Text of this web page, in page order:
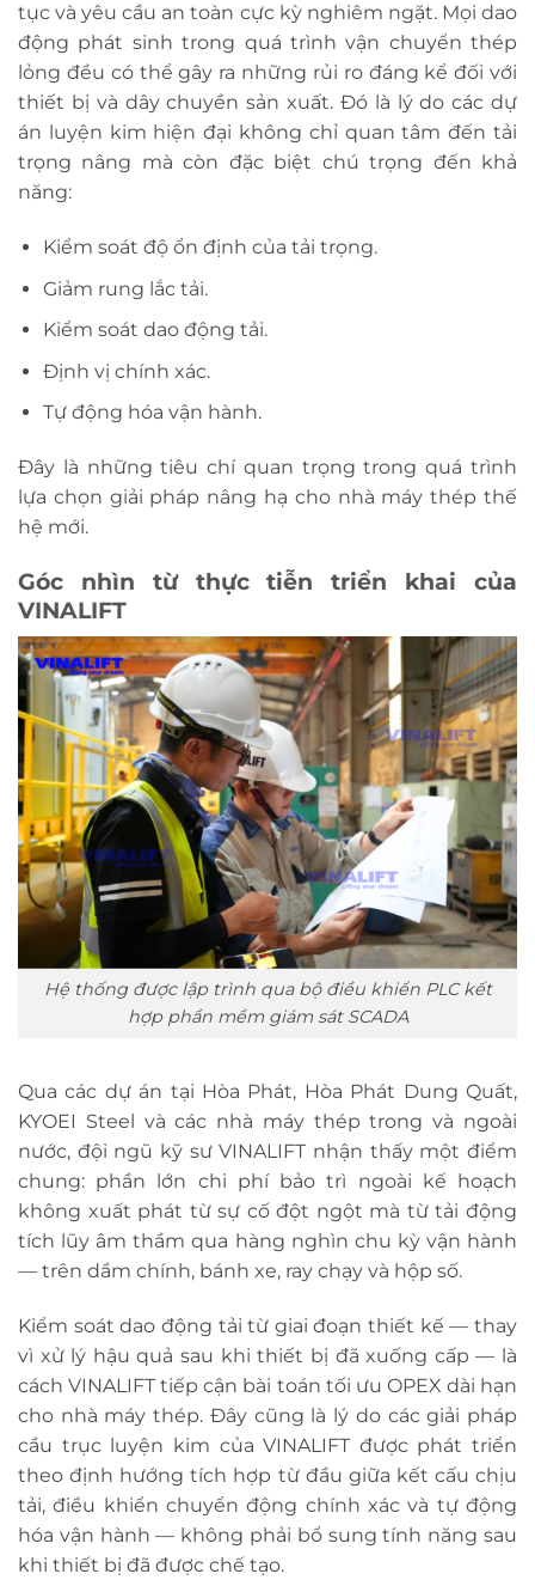
tục và yêu cầu an toàn cực kỳ nghiêm ngặt. Mọi dao
động phát sinh trong quá trình vận chuyển thép
lỏng đều có thể gây ra những rủi ro đáng kể đối với
thiết bị và dây chuyền sản xuất. Đó là lý do các dự
án luyện kim hiện đại không chỉ quan tâm đến tải
trọng nâng mà còn đặc biệt chú trọng đến khả
năng:
Kiểm soát độ ổn định của tải trọng.
Giảm rung lắc tải.
Kiểm soát dao động tải.
Định vị chính xác.
Tự động hóa vận hành.
Đây là những tiêu chí quan trọng trong quá trình
lựa chọn giải pháp nâng hạ cho nhà máy thép thế
hệ mới.
Góc nhìn từ thực tiễn triển khai của
VINALIFT
Hệ thống được lập trình qua bộ điều khiển PLC kết
hợp phần mềm giám sát SCADA
Qua các dự án tại Hòa Phát, Hòa Phát Dung Quất,
KYOEI Steel và các nhà máy thép trong và ngoài
nước, đội ngũ kỹ sư VINALIFT nhận thấy một điểm
chung: phần lớn chi phí bảo trì ngoài kế hoạch
không xuất phát từ sự cố đột ngột mà từ tải động
tích lũy âm thầm qua hàng nghìn chu kỳ vận hành
— trên dầm chính, bánh xe, ray chạy và hộp số.
Kiểm soát dao động tải từ giai đoạn thiết kế — thay
vì xử lý hậu quả sau khi thiết bị đã xuống cấp — là
cách VINALIFT tiếp cận bài toán tối ưu OPEX dài hạn
cho nhà máy thép. Đây cũng là lý do các giải pháp
cầu trục luyện kim của VINALIFT được phát triển
theo định hướng tích hợp từ đầu giữa kết cấu chịu
tải, điều khiển chuyển động chính xác và tự động
hóa vận hành — không phải bổ sung tính năng sau
khi thiết bị đã được chế tạo.